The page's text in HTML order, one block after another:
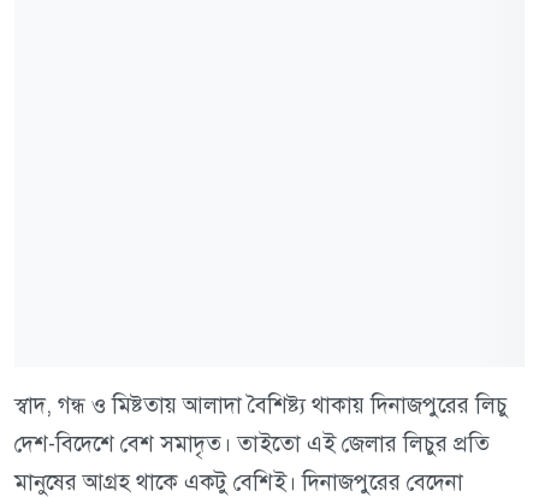
স্বাদ, গন্ধ ও মিষ্টতায় আলাদা বৈশিষ্ট্য থাকায় দিনাজপুরের লিচু
দেশ-বিদেশে বেশ সমাদৃত। তাইতো এই জেলার লিচুর প্রতি
মানুষের আগ্রহ থাকে একটু বেশিই। দিনাজপুরের বেদেনা